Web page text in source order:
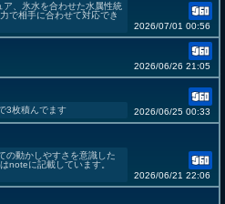
ア、氷水を合わせた水属性統
で相手に合わせて対応でき
2026/07/01 00:56
2026/06/26 21:05
3枚積んでます 2026/06/25 00:33
の動かしやすさを意識した
noteに記載しています。
2026/06/21 22:06